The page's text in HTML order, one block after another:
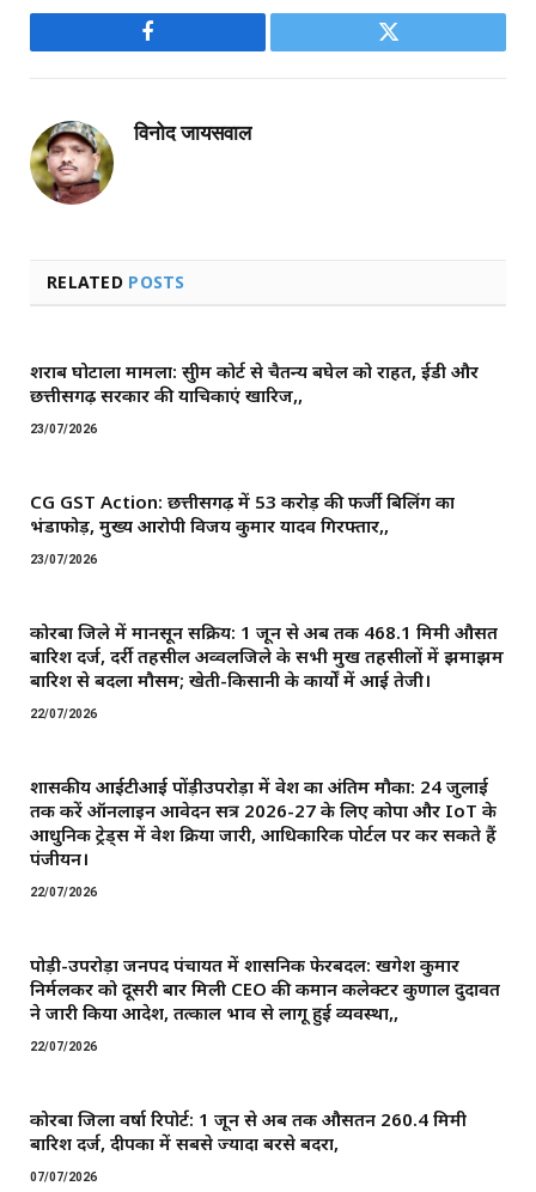
Facebook Twitter
विनोद जायसवाल
RELATED POSTS
शराब घोटाला मामला: सुप्रीम कोर्ट से चैतन्य बघेल को राहत, ईडी और
छत्तीसगढ़ सरकार की याचिकाएं खारिज,,
23/07/2026
CG GST Action: छत्तीसगढ़ में 53 करोड़ की फर्जी बिलिंग का
भंडाफोड़, मुख्य आरोपी विजय कुमार यादव गिरफ्तार,,
23/07/2026
कोरबा जिले में मानसून सक्रिय: 1 जून से अब तक 468.1 मिमी औसत
बारिश दर्ज, दर्री तहसील अव्वलजिले के सभी प्रमुख तहसीलों में झमाझम
बारिश से बदला मौसम; खेती-किसानी के कार्यों में आई तेजी।
22/07/2026
शासकीय आईटीआई पोंड़ीउपरोड़ा में प्रवेश का अंतिम मौका: 24 जुलाई
तक करें ऑनलाइन आवेदन सत्र 2026-27 के लिए कोपा और IoT के
आधुनिक ट्रेड्स में प्रवेश प्रक्रिया जारी, आधिकारिक पोर्टल पर कर सकते हैं
पंजीयन।
22/07/2026
पोड़ी-उपरोड़ा जनपद पंचायत में प्रशासनिक फेरबदल: खगेश कुमार
निर्मलकर को दूसरी बार मिली CEO की कमान ​कलेक्टर कुणाल दुदावत
ने जारी किया आदेश, तत्काल प्रभाव से लागू हुई व्यवस्था,,
22/07/2026
कोरबा जिला वर्षा रिपोर्ट: 1 जून से अब तक औसतन 260.4 मिमी
बारिश दर्ज, दीपका में सबसे ज्यादा बरसे बदरा,
07/07/2026